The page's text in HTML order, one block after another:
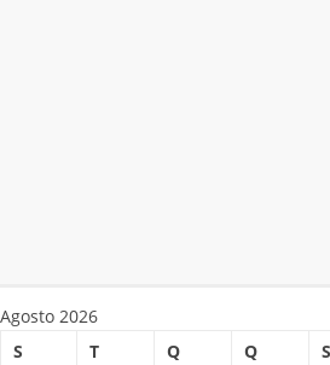
Agosto 2026
S
T Q Q S